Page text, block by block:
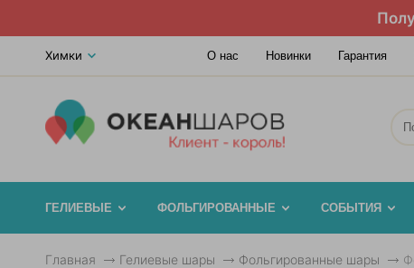
Химки О нас Новинки Гарантия
ГЕЛИЕВЫЕ ФОЛЬГИРОВАННЫЕ СОБЫТИЯ
Главная Гелиевые шары Фольгированные шары